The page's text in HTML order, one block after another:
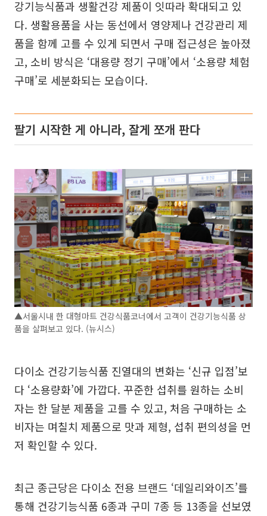
강기능식품과 생활건강 제품이 잇따라 확대되고 있
다. 생활용품을 사는 동선에서 영양제나 건강관리 제
품을 함께 고를 수 있게 되면서 구매 접근성은 높아졌
고, 소비 방식은 ‘대용량 정기 구매’에서 ‘소용량 체험
구매’로 세분화되는 모습이다.
팔기 시작한 게 아니라, 잘게 쪼개 판다
▲서울시내 한 대형마트 건강식품코너에서 고객이 건강기능식품 상
품을 살펴보고 있다. (뉴시스)
다이소 건강기능식품 진열대의 변화는 ‘신규 입점’보
다 ‘소용량화’에 가깝다. 꾸준한 섭취를 원하는 소비
자는 한 달분 제품을 고를 수 있고, 처음 구매하는 소
비자는 며칠치 제품으로 맛과 제형, 섭취 편의성을 먼
저 확인할 수 있다.
최근 종근당은 다이소 전용 브랜드 ‘데일리와이즈’를
통해 건강기능식품 6종과 구미 7종 등 13종을 선보였